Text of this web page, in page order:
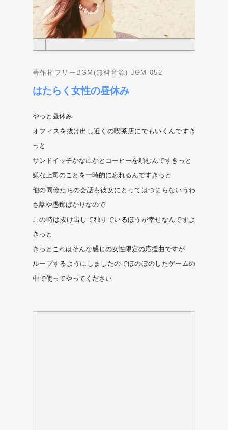
著作権フリーBGM(無料音源) JGM-052
はたらく女性の昼休み
やっと昼休み
オフィスを抜け出し近くの喫茶店にでもいくんですき
っと
サンドイッチかなにかとコーヒーを頼むんですきっと
嫌な上司のことを一時的に忘れるんですきっと
他の同僚たちの会話も彼女にとってはつまらないうわ
さ話や愚痴ばかりなので
この時は抜け出して独りでいるほうが幸せなんですよ
きっと
きっとこれはそんな感じの女性限定の応援曲ですが
ループするようにしましたのでほのぼのしたゲームの
中で使ってやってください